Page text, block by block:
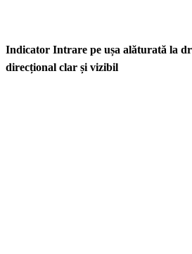
Indicator Intrare pe ușa alăturată la
direcțional clar și vizibil